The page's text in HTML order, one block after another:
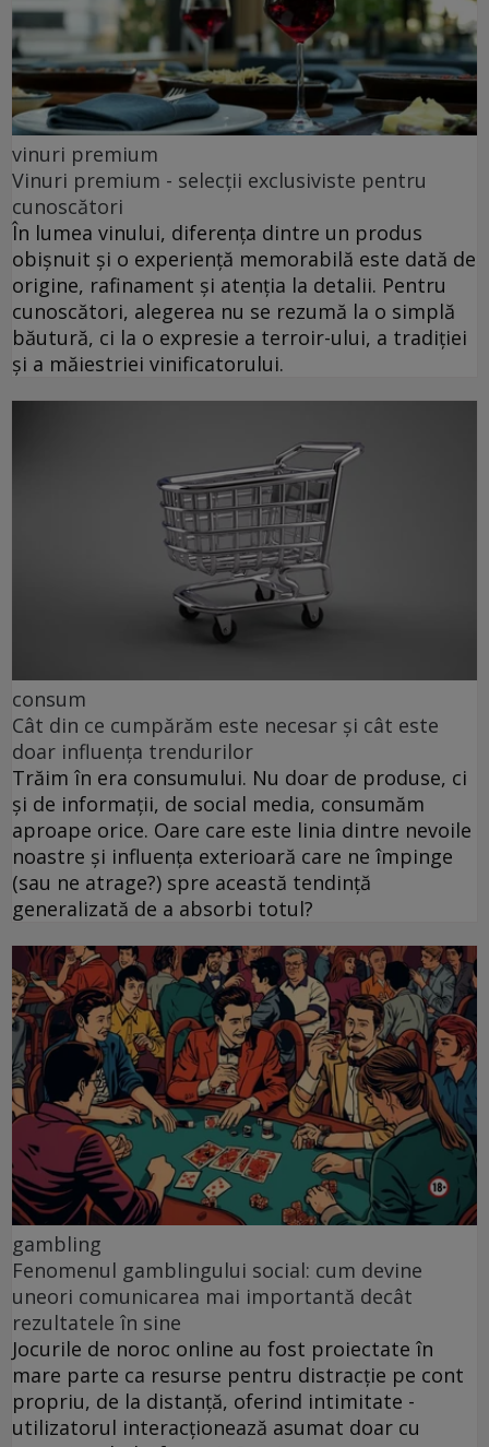
vinuri premium
Vinuri premium - selecții exclusiviste pentru
cunoscători
În lumea vinului, diferența dintre un produs
obișnuit și o experiență memorabilă este dată de
origine, rafinament și atenția la detalii. Pentru
cunoscători, alegerea nu se rezumă la o simplă
băutură, ci la o expresie a terroir-ului, a tradiției
și a măiestriei vinificatorului.
consum
Cât din ce cumpărăm este necesar și cât este
doar influența trendurilor
Trăim în era consumului. Nu doar de produse, ci
și de informații, de social media, consumăm
aproape orice. Oare care este linia dintre nevoile
noastre și influența exterioară care ne împinge
(sau ne atrage?) spre această tendință
generalizată de a absorbi totul?
gambling
Fenomenul gamblingului social: cum devine
uneori comunicarea mai importantă decât
rezultatele în sine
Jocurile de noroc online au fost proiectate în
mare parte ca resurse pentru distracție pe cont
propriu, de la distanță, oferind intimitate -
utilizatorul interacționează asumat doar cu